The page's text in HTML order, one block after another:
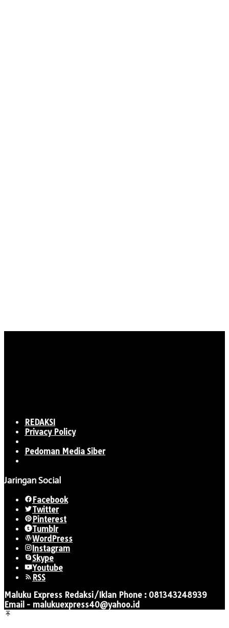
REDAKSI
Privacy Policy
Pedoman Media Siber
Jaringan Social
Facebook
Twitter
Pinterest
Tumblr
WordPress
Instagram
Skype
Youtube
RSS
Maluku Express Redaksi/Iklan Phone : 081343248939
Email - malukuexpress40@yahoo.id